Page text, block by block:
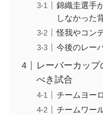
錦織圭選手
しなかった
怪我やコン
今後のレー
レーバーカッ
べき試合
チームヨー
チームワー